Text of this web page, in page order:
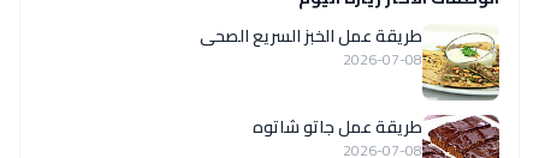
طريقة عمل الخبز السريع الصحى
2026-07-08
طريقة عمل جاتو شاتوه
2026-07-08